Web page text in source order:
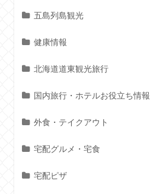
五島列島観光
健康情報
北海道道東観光旅行
国内旅行・ホテルお役立ち情報
外食・テイクアウト
宅配グルメ・宅食
宅配ピザ